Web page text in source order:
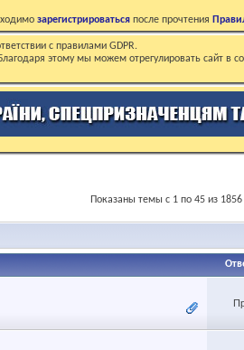
зарегистрироваться после прочтения
с правилами GDPR.
этому мы можем отрегулировать сайт в
Показаны темы с 1 по 45 из 1856